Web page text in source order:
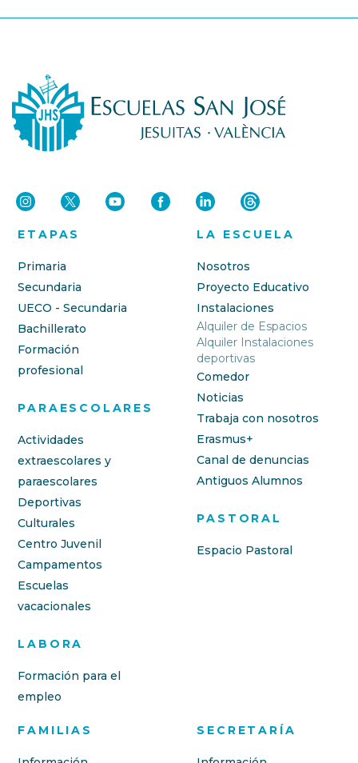
ETAPAS
Primaria
Secundaria
UECO - Secundaria
Bachillerato
Formación
profesional
PARAESCOLARES
Actividades
extraescolares y
paraescolares
Deportivas
Culturales
Centro Juvenil
Campamentos
Escuelas
vacacionales
LABORA
Formación para el
empleo
LA ESCUELA
Nosotros
Proyecto Educativo
Instalaciones
Alquiler de Espacios
Alquiler Instalaciones
deportivas
Comedor
Noticias
Trabaja con nosotros
Erasmus+
Canal de denuncias
Antiguos Alumnos
PASTORAL
Espacio Pastoral
FAMILIAS SECRETARÍA